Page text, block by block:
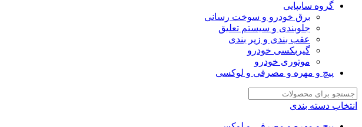
گروه سایپایی
برق خودرو و سوخت رسانی
جلوبندی و سیستم تعلیق
عقب بندی و زیر بندی
گیربکسی خودرو
موتوری خودرو
پیچ و مهره و مصرفی و لوکسی
انتخاب دسته بندی